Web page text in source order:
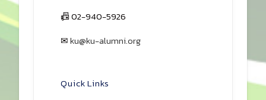
📠 02-940-5926
✉ku@ku-alumni.org
Quick Links